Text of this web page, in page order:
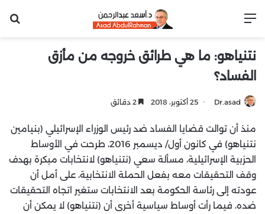
نتنياهو: ما هي طرائق خروجه من مأزق
الفساد؟
Dr.asad 25 أكتوبر، 2018
منذ أن توالت قضايا الفساد ضد رئيس الوزراء الإسرائيلي (بنيامين
نتنياهو) في كانون أول/ ديسمبر 2016، طرحت في الأوساط
الحزبية الإسرائيلية، مسألة سعي (نتنياهو) لانتخابات مبكرة بهدف
وقف التحقيقات معه بفعل الحملة الانتخابية، على أمل أن
عودته إلى رئاسة الحكومة بعد الانتخابات ستغير اتجاه التحقيقات
ضده، فيما رأت أوساط سياسية أخرى أن (نتنياهو) لا يمكن أن